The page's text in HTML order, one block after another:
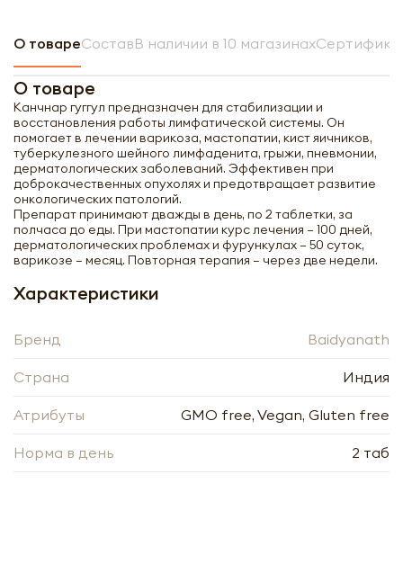
О товареСоставВ наличии в 10 магазинах
О товаре
Канчнар гуггул предназначен для стабилизации и
восстановления работы лимфатической системы. Он
помогает в лечении варикоза, мастопатии, кист яичников,
туберкулезного шейного лимфаденита, грыжи, пневмонии,
дерматологических заболеваний. Эффективен при
доброкачественных опухолях и предотвращает развитие
онкологических патологий.
Препарат принимают дважды в день, по 2 таблетки, за
полчаса до еды. При мастопатии курс лечения – 100 дней,
дерматологических проблемах и фурункулах – 50 суток,
варикозе – месяц. Повторная терапия – через две недели.
Характеристики
Бренд Baidyanath
Страна Индия
Атрибуты GMO free, Vegan, Gluten free
Норма в день 2 таб